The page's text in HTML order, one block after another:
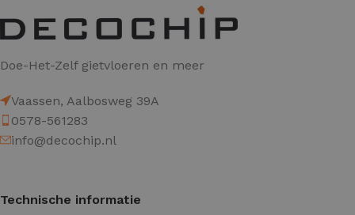
Doe-Het-Zelf gietvloeren en meer
Vaassen, Aalbosweg 39A
0578-561283
info@decochip.nl
Technische informatie